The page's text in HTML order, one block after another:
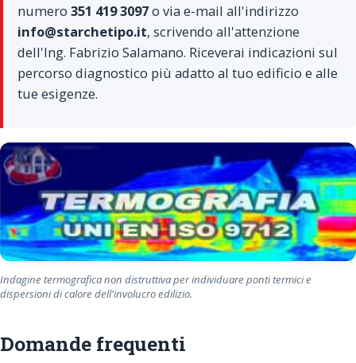
numero 351 419 3097o via e-mail all'indirizzo
info@starchetipo.it, scrivendo all'attenzione
dell'Ing. Fabrizio Salamano. Riceverai indicazioni sul
percorso diagnostico più adatto al tuo edificio e alle
tue esigenze.
Indagine termografica non distruttiva per individuare ponti termici e
dispersioni di calore dell'involucro edilizio.
Domande frequenti